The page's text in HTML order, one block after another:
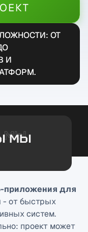
ОТ
И
мы
приложения для
- от быстрых
систем.
проект может